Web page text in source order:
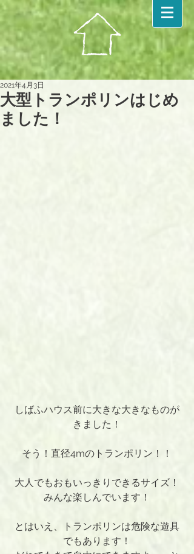
大型トランポリンはじめ
ました！
2021年4月3日
しばふハウス前に大きな大きなものが
きました！
そう！直径4mのトランポリン！！
大人でもおもいっきりできるサイズ！
みんな楽しんでいます！
とはいえ、トランポリンは危険な遊具
でもあります！